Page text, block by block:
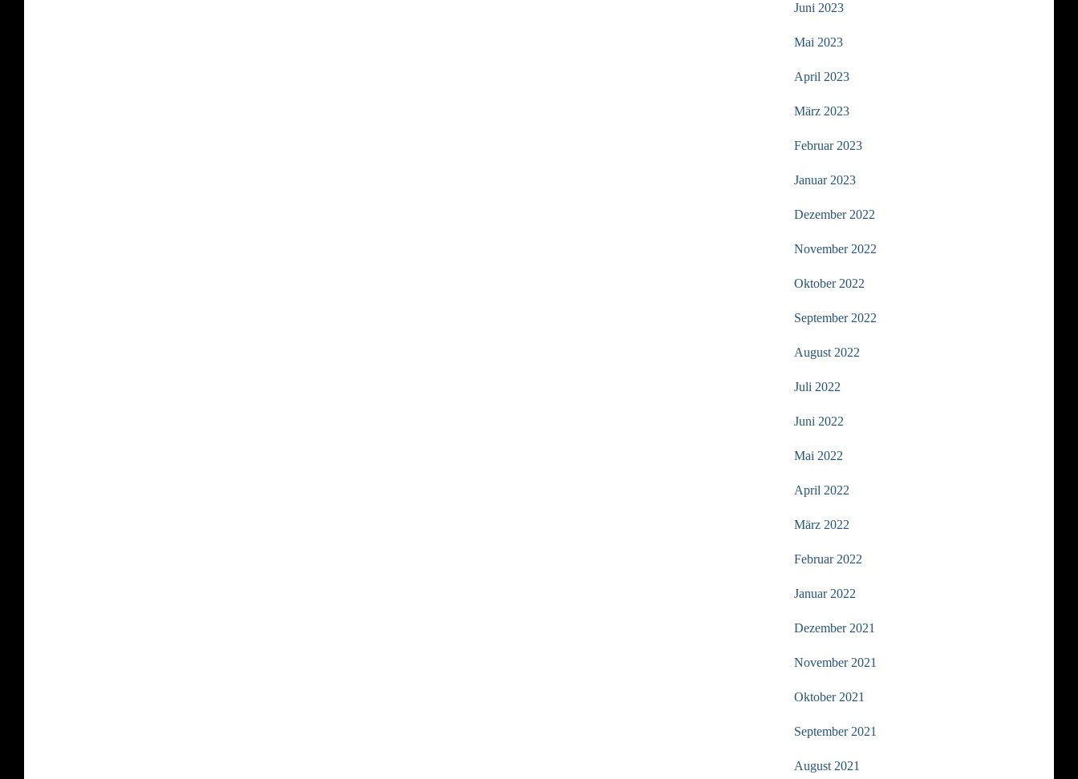
Juni 2023
Mai 2023
April 2023
März 2023
Februar 2023
Januar 2023
Dezember 2022
November 2022
Oktober 2022
September 2022
August 2022
Juli 2022
Juni 2022
Mai 2022
April 2022
März 2022
Februar 2022
Januar 2022
Dezember 2021
November 2021
Oktober 2021
September 2021
August 2021